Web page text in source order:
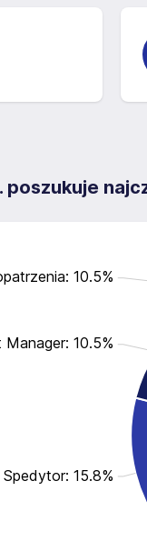
poszukuje
Spedytor: 15.8%
10.5%
10.5%